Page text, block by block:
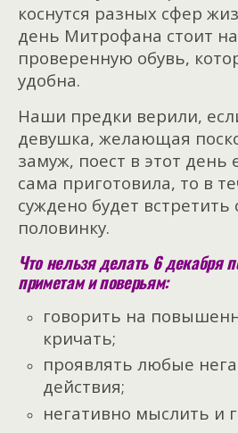
коснутся разных сфер
день Митрофана стоит
проверенную обувь,
удобна.
Наши предки верили,
девушка, желающая
замуж, поест в этот день
сама приготовила, то в
суждено будет
половинку.
Что нельзя делать 6 декабря
приметам и поверьям:
говорить на
кричать;
проявлять любые
действия;
негативно мыслить и